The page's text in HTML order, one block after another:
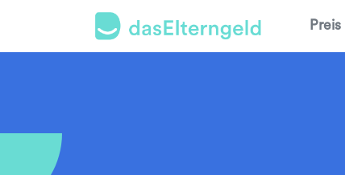
Preis